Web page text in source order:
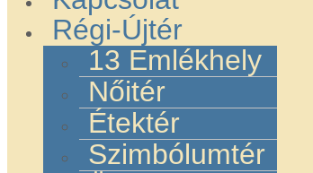
Régi-Újtér
13 Emlékhely
Nőitér
Étektér
Szimbólumtér